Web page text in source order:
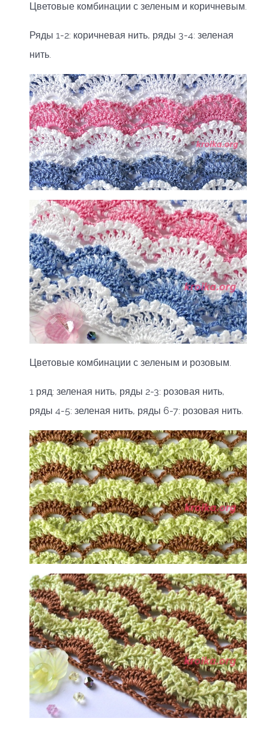
Цветовые комбинации с зеленым и коричневым.
Ряды 1-2: коричневая нить, ряды 3-4: зеленая
нить.
Цветовые комбинации с зеленым и розовым.
1 ряд: зеленая нить, ряды 2-3: розовая нить,
ряды 4-5: зеленая нить, ряды 6-7: розовая нить.